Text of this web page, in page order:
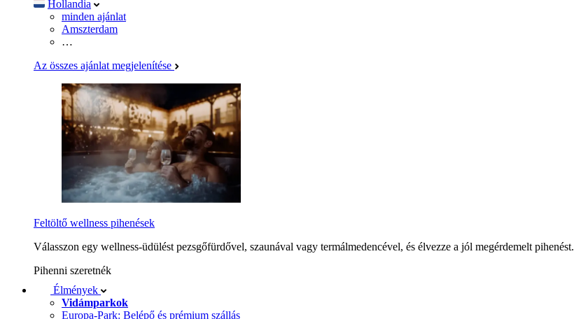
Hollandia
minden ajánlat
Amszterdam
…
Az összes ajánlat megjelenítése
Feltöltő wellness pihenések
Válasszon egy wellness-üdülést pezsgőfürdővel, szaunával vagy termálmedencével, és élvezze a jól megérdemelt pihenést.
Pihenni szeretnék
Élmények
Vidámparkok
Europa-Park: Belépő és prémium szállás